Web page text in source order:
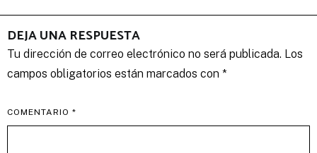
DEJA UNA RESPUESTA
Tu dirección de correo electrónico no será publicada. Los
campos obligatorios están marcados con *
COMENTARIO *